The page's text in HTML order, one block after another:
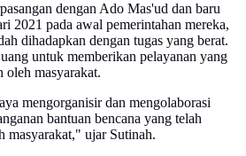
dengan Ado Mas'ud dan baru
2021 pada awal pemerintahan mereka,
dihadapkan dengan tugas yang berat.
untuk memberikan pelayanan yang
oleh masyarakat.
mengorganisir dan mengolaborasi
bantuan bencana yang telah
masyarakat," ujar Sutinah.